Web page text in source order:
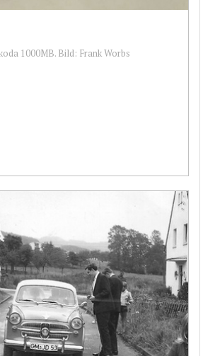
1000MB. Bild: Frank Worbs